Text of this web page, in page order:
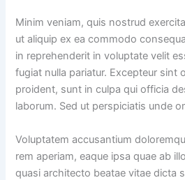
Minim veniam, quis nostrud
ut aliquip ex ea commodo
in reprehenderit in voluptate velit
fugiat nulla pariatur. Excepteur sint
proident, sunt in culpa qui officia
laborum. Sed ut perspiciatis unde
Voluptatem accusantium
rem aperiam, eaque ipsa quae ab
quasi architecto beatae vitae dicta